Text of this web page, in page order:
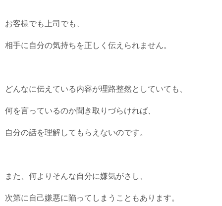
お客様でも上司でも、
相手に自分の気持ちを正しく伝えられません。
どんなに伝えている内容が理路整然としていても、
何を言っているのか聞き取りづらければ、
自分の話を理解してもらえないのです。
また、何よりそんな自分に嫌気がさし、
次第に自己嫌悪に陥ってしまうこともあります。